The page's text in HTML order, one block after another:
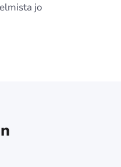
jo